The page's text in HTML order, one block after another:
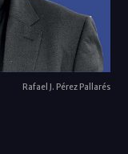
Rafael J. Pérez Pallarés